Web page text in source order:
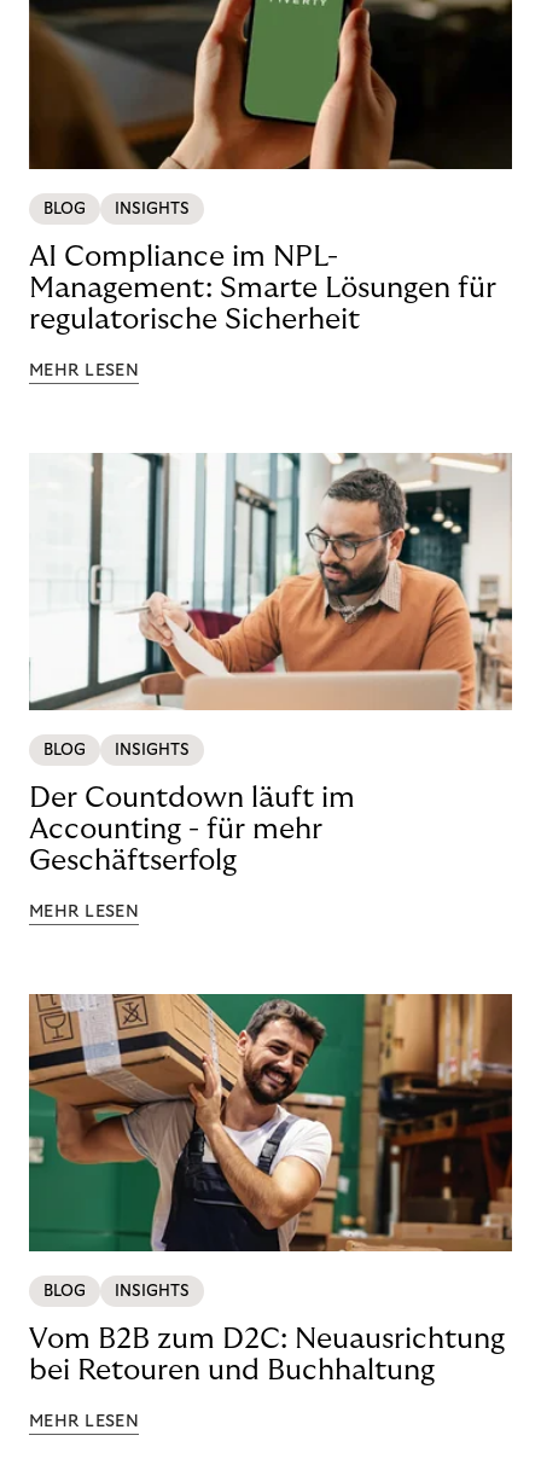
BLOG INSIGHTS
AI Compliance im NPL-
Management: Smarte Lösungen für
regulatorische Sicherheit
MEHR LESEN
BLOG INSIGHTS
Der Countdown läuft im
Accounting - für mehr
Geschäftserfolg
MEHR LESEN
BLOG INSIGHTS
Vom B2B zum D2C: Neuausrichtung
bei Retouren und Buchhaltung
MEHR LESEN